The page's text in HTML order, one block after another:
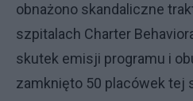
obnażono skandaliczne
szpitalach Charter
skutek emisji programu i
zamknięto 50 placówek tej